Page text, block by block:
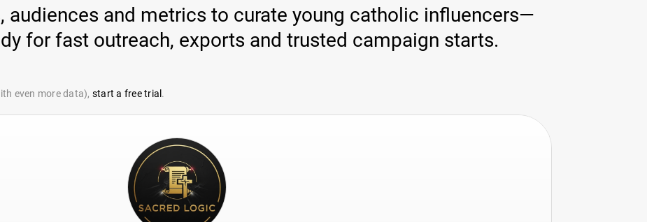
audiences and metrics to curate young catholic influencers—
for fast outreach, exports and trusted campaign starts.
even more data), start a free trial .